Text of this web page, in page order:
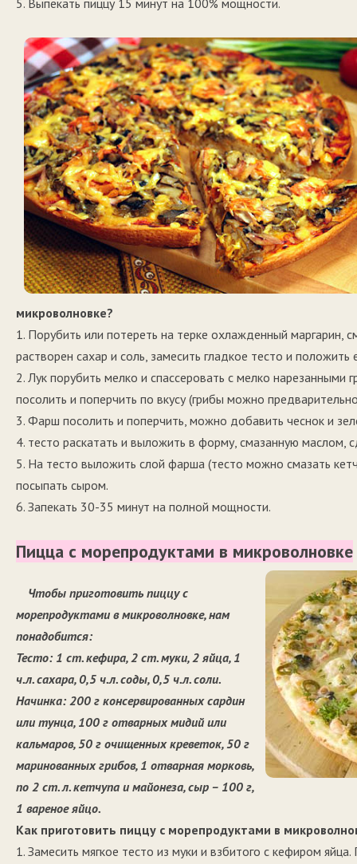
5. Выпекать пиццу 15 минут на 100% мощности.
микроволновке?
1. Порубить или потереть на терке охлажденный
растворен сахар и соль, замесить гладкое тесто и положить
2. Лук порубить мелко и спассеровать с мелко
посолить и поперчить по вкусу (грибы можно
3. Фарш посолить и поперчить, можно добавить чеснок и
4. тесто раскатать и выложить в форму, смазанную маслом,
5. На тесто выложить слой фарша (тесто можно смазать
посыпать сыром.
6. Запекать 30-35 минут на полной мощности.
Пицца с морепродуктами в микроволновке
Чтобы приготовить пиццу с
морепродуктами в микроволновке, нам
понадобится:
Тесто: 1 ст. кефира, 2 ст. муки, 2 яйца, 1
ч.л. сахара, 0,5 ч.л. соды, 0,5 ч.л. соли.
Начинка: 200 г консервированных сардин
или тунца, 100 г отварных мидий или
кальмаров, 50 г очищенных креветок, 50 г
маринованных грибов, 1 отварная морковь,
по 2 ст. л. кетчупа и майонеза, сыр – 100 г,
1 вареное яйцо.
Как приготовить пиццу с морепродуктами в
1. Замесить мягкое тесто из муки и взбитого с кефиром